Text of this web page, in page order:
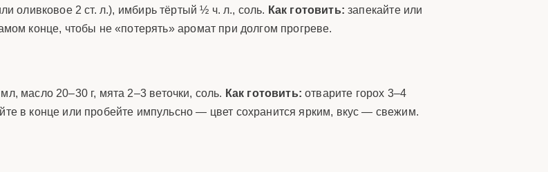
оливковое 2 ст. л.), имбирь тёртый ½ ч. л., соль. Как готовить: запекайте или
конце, чтобы не «потерять» аромат при долгом прогреве.
масло 20–30 г, мята 2–3 веточки, соль. Как готовить: отварите горох 3–4
в конце или пробейте импульсно — цвет сохранится ярким, вкус — свежим.